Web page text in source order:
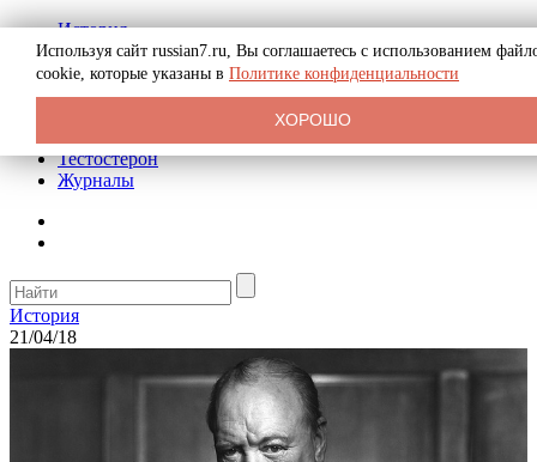
История
Биография
Криминал
Реклама на сайте
Тестостерон
Журналы
История
21/04/18
Используя сайт russian7.ru, Вы соглашаетесь с использованием
cookie, которые указаны в Политике конфиденциальности
ХОРОШО